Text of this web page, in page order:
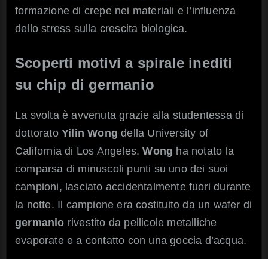
formazione di crepe nei materiali e l’influenza
dello stress sulla crescita biologica.
Scoperti motivi a spirale inediti
su chip di germanio
La svolta è avvenuta grazie alla studentessa di
dottorato Yilin Wong della University of
California di Los Angeles.Wong ha notato la
comparsa di minuscoli punti su uno dei suoi
campioni, lasciato accidentalmente fuori durante
la notte. Il campione era costituito da un wafer di
germanio rivestito da pellicole metalliche
evaporate e a contatto con una goccia d’acqua.